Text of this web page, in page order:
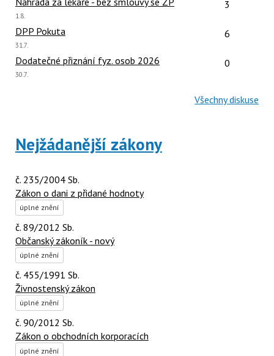
3
Poslední
1.8.
DPP Pokuta Počet
6
Poslední
31.7.
Dodatečné přiznání fyz. osob 2026 Počet
0
Poslední
30.7.
Všechny diskuse
Nejžádanější zákony
č. 235/2004 Sb.
Zákon o dani z přidané hodnoty
úplné znění
č. 89/2012 Sb.
Občanský zákoník - nový
úplné znění
č. 455/1991 Sb.
Živnostenský zákon
úplné znění
č. 90/2012 Sb.
Zákon o obchodních korporacích
úplné znění